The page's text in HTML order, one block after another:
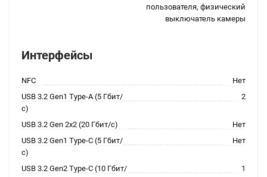
пользователя, физический
выключатель камеры
Интерфейсы
NFC
Нет
USB 3.2 Gen1 Type-A (5 Гбит/
с)
2
USB 3.2 Gen 2x2 (20 Гбит/с)
Нет
USB 3.2 Gen1 Type-C (5 Гбит/
с)
Нет
USB 3.2 Gen2 Type-C (10 Гбит/
1